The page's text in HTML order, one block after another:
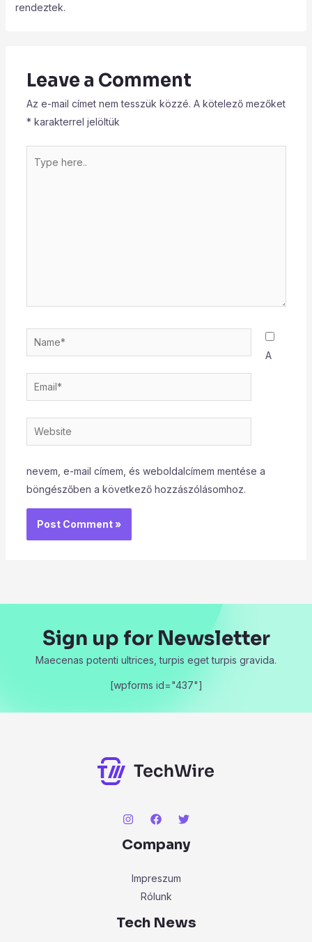
rendeztek.
Leave a Comment
Az e-mail címet nem tesszük közzé. A kötelező mezőket
* karakterrel jelöltük
here..
Name*
Email*
Website
A
nevem, e-mail címem, és weboldalcímem mentése a
böngészőben a következő hozzászólásomhoz.
Sign up for Newsletter
Maecenas potenti ultrices, turpis eget turpis gravida.
[wpforms id="437"]
Company
Impreszum
Rólunk
Tech News